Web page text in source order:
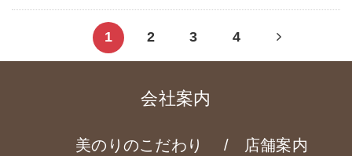
1 2 3 4
Next
page
会社案内
美のりのこだわり
店舗案内